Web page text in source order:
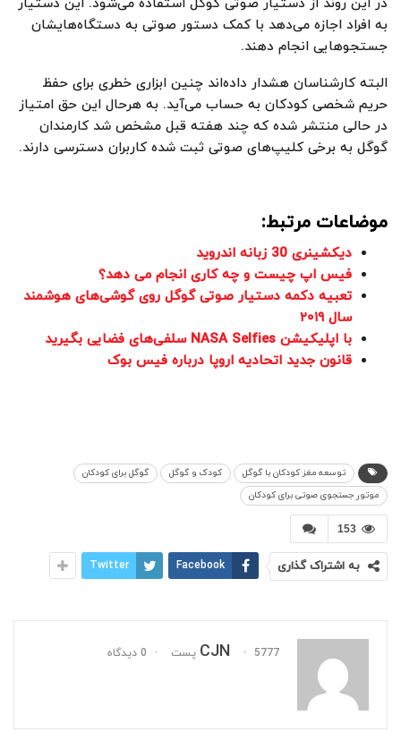
در این روند از دستیار صوتی گوگل استفاده می‌شود. این دستیار
به افراد اجازه می‌دهد با کمک دستور صوتی به دستگاه‌هایشان
جستجوهایی انجام دهند.
البته کارشناسان هشدار داده‌اند چنین ابزاری خطری برای حفظ
حریم شخصی کودکان به حساب می‌آید. به هرحال این حق امتیاز
در حالی منتشر شده که چند هفته قبل مشخص شد کارمندان
گوگل به برخی کلیپ‌های صوتی ثبت شده کاربران دسترسی دارند.
موضاعات مرتبط:
دیکشینری 30 زبانه اندروید
فیس اپ چیست و چه کاری انجام می دهد؟
تعبیه دکمه دستیار صوتی گوگل روی گوشی‌های هوشمند
سال ۲۰۱۹
با اپلیکیشن NASA Selfies سلفی‌های فضایی بگیرید
قانون جدید اتحادیه اروپا درباره فیس بوک
توسعه مغز کودکان با گوگل کودک و گوگل
گوگل برای کودکان
موتور جستجوی صوتی برای کودکان
153
به اشتراک گذاری Facebook
Twitter
CJN 5777 پست 0 دیدگاه